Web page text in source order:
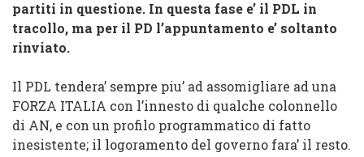
partiti in questione. In questa fase e’ il PDL in
tracollo, ma per il PD l’appuntamento e’ soltanto
rinviato.
Il PDL tendera’ sempre piu’ ad assomigliare ad una
FORZA ITALIA con l’innesto di qualche colonnello
di AN, e con un profilo programmatico di fatto
inesistente; il logoramento del governo fara’ il resto.